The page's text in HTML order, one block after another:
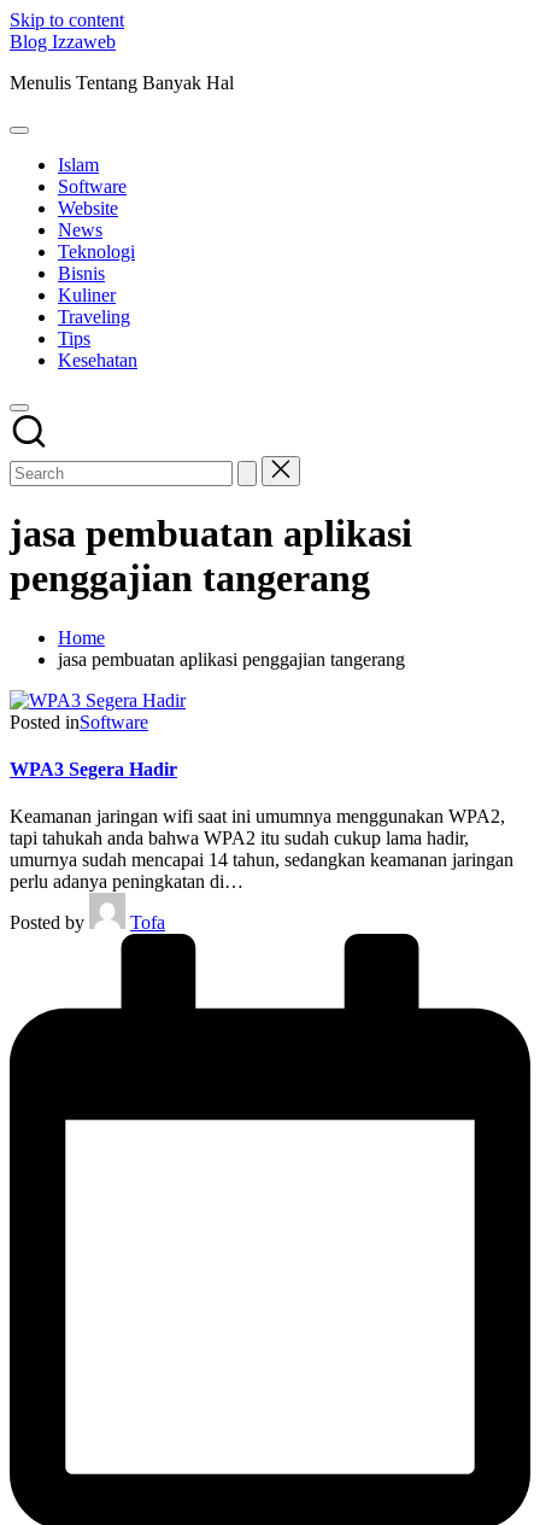
Skip to content
Blog Izzaweb
Menulis Tentang Banyak Hal
Islam
Software
Website
News
Teknologi
Bisnis
Kuliner
Traveling
Tips
Kesehatan
jasa pembuatan aplikasi
penggajian tangerang
Home
jasa pembuatan aplikasi penggajian tangerang
Posted inSoftware
WPA3 Segera Hadir
Keamanan jaringan wifi saat ini umumnya menggunakan WPA2,
tapi tahukah anda bahwa WPA2 itu sudah cukup lama hadir,
umurnya sudah mencapai 14 tahun, sedangkan keamanan jaringan
perlu adanya peningkatan di…
Posted by
Tofa